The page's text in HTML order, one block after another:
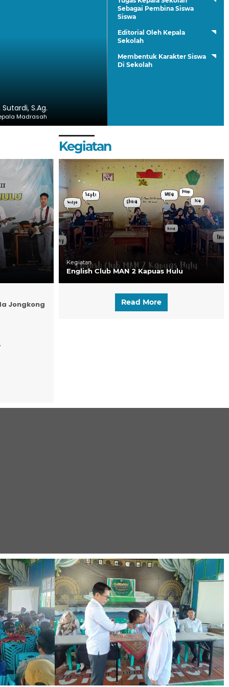
Sutardi, S.Ag.
Madrasah
Sebagai Pembina Siswa
Siswa
Editorial Oleh Kepala
Sekolah
Membentuk Karakter Siswa
Di Sekolah
Jongkong
Kegiatan
Kegiatan
English Club MAN 2 Kapuas Hulu
Read More